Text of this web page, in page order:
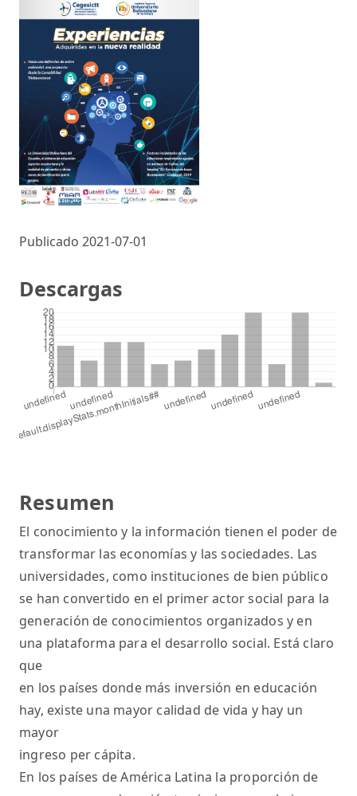
Publicado 2021-07-01
Resumen
El conocimiento y la información tienen el poder de
transformar las economías y las sociedades. Las
universidades, como instituciones de bien público
se han convertido en el primer actor social para la
generación de conocimientos organizados y en
una plataforma para el desarrollo social. Está claro
que
en los países donde más inversión en educación
hay, existe una mayor calidad de vida y hay un
mayor
ingreso per cápita.
En los países de América Latina la proporción de
Descargas